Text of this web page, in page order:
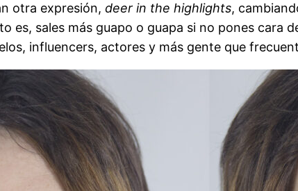
otra expresión, deer in the highlights,
es, sales más guapo o guapa si no pones
influencers, actores y más gente que